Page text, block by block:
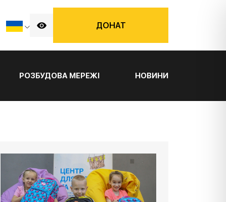
ДОНАТ
РОЗБУДОВА МЕРЕЖІ НОВИНИ